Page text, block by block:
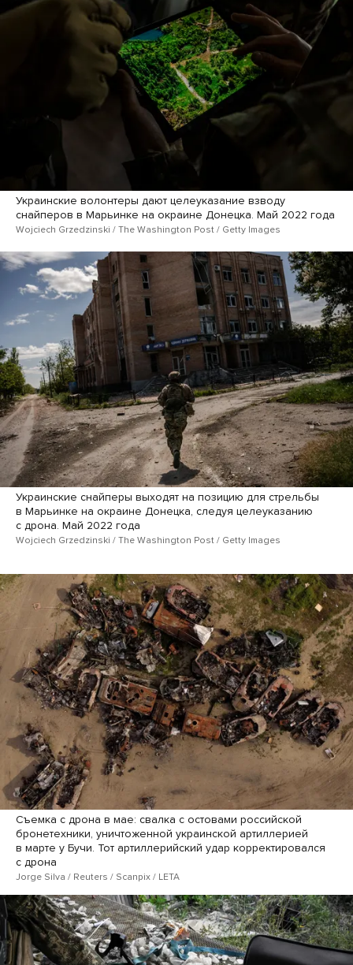
Украинские волонтеры дают целеуказание взводу
снайперов в Марьинке на окраине Донецка. Май 2022 года
Wojciech Grzedzinski / The Washington Post / Getty Images
Украинские снайперы выходят на позицию для стрельбы
в Марьинке на окраине Донецка, следуя целеуказанию
с дрона. Май 2022 года
Wojciech Grzedzinski / The Washington Post / Getty Images
Съемка с дрона в мае: свалка с остовами российской
бронетехники, уничтоженной украинской артиллерией
в марте у Бучи. Тот артиллерийский удар корректировался
с дрона
Jorge Silva / Reuters / Scanpix / LETA